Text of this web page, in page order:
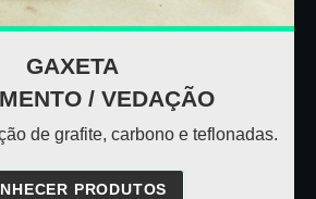
GAXETA
/ VEDAÇÃO
de grafite, carbono e teflonadas.
PRODUTOS